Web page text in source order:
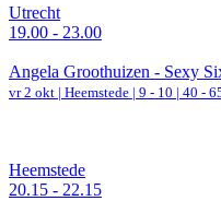
Utrecht
19.00 - 23.00
Angela Groothuizen - Sexy
vr 2 okt | Heemstede | 9 - 10 | 40 -
Heemstede
20.15 - 22.15